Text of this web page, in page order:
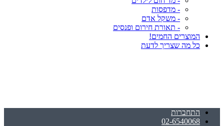
- מדפסות
- משקל אדם
- תאורת חירום ופנסים
המוצרים החמים!
כל מה שצריך לדעת
התחברות
02-6540068